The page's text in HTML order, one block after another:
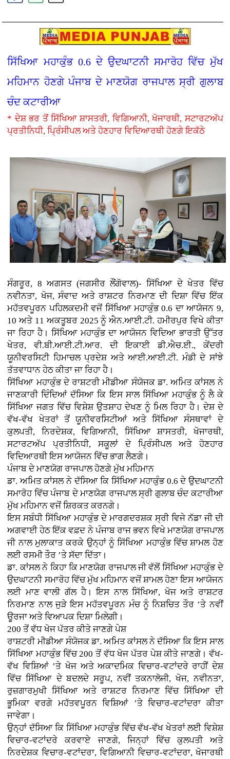
ਸਿੱਖਿਆ ਮਹਾਕੁੰਭ 0.6 ਦੇ ਉਦਘਾਟਨੀ ਸਮਾਰੋਹ ਵਿੱਚ ਮੁੱਖ
ਮਹਿਮਾਨ ਹੋਣਗੇ ਪੰਜਾਬ ਦੇ ਮਾਣਯੋਗ ਰਾਜਪਾਲ ਸ੍ਰੀ ਗੁਲਾਬ
ਚੰਦ ਕਟਾਰੀਆ
* ਦੇਸ਼ ਭਰ ਤੋਂ ਸਿੱਖਿਆ ਸ਼ਾਸਤਰੀ, ਵਿਗਿਆਨੀ, ਖੋਜਾਰਥੀ, ਸਟਾਰਟਅੱਪ
ਪ੍ਰਤੀਨਿਧੀ, ਪ੍ਰਿੰਸੀਪਲ ਅਤੇ ਹੋਣਹਾਰ ਵਿਦਿਆਰਥੀ ਹੋਣਗੇ ਇਕੱਠੇ
ਸੰਗਰੂਰ, 8 ਅਗਸਤ (ਜਗਸੀਰ ਲੌਂਗੋਵਾਲ)- ਸਿੱਖਿਆ ਦੇ ਖੇਤਰ ਵਿੱਚ
ਨਵੀਨਤਾ, ਖੋਜ, ਸੰਵਾਦ ਅਤੇ ਰਾਸ਼ਟਰ ਨਿਰਮਾਣ ਦੀ ਦਿਸ਼ਾ ਵਿੱਚ ਇੱਕ
ਮਹੱਤਵਪੂਰਨ ਪਹਿਲਕਦਮੀ ਵਜੋਂ ਸਿੱਖਿਆ ਮਹਾਕੁੰਭ 0.6 ਦਾ ਆਯੋਜਨ 9,
10 ਅਤੇ 11 ਅਕਤੂਬਰ 2025 ਨੂੰ ਐਨ.ਆਈ.ਟੀ. ਹਮੀਰਪੁਰ ਵਿਖੇ ਕੀਤਾ
ਜਾ ਰਿਹਾ ਹੈ। ਸਿੱਖਿਆ ਮਹਾਕੁੰਭ ਦਾ ਆਯੋਜਨ ਵਿਦਿਆ ਭਾਰਤੀ ਉੱਤਰ
ਖੇਤਰ, ਵੀ.ਬੀ.ਆਈ.ਟੀ.ਆਰ. ਦੀ ਇਕਾਈ ਡੀ.ਐਚ.ਈ., ਕੇਂਦਰੀ
ਯੂਨੀਵਰਸਿਟੀ ਹਿਮਾਚਲ ਪ੍ਰਦੇਸ਼ ਅਤੇ ਆਈ.ਆਈ.ਟੀ. ਮੰਡੀ ਦੇ ਸਾਂਝੇ
ਤੱਤਵਾਧਾਨ ਹੇਠ ਕੀਤਾ ਜਾ ਰਿਹਾ ਹੈ।
ਸਿੱਖਿਆ ਮਹਾਕੁੰਭ ਦੇ ਰਾਸ਼ਟਰੀ ਮੀਡੀਆ ਸੰਯੋਜਕ ਡਾ. ਅਮਿਤ ਕਾਂਸਲ ਨੇ
ਜਾਣਕਾਰੀ ਦਿੰਦਿਆਂ ਦੱਸਿਆ ਕਿ ਇਸ ਸਾਲ ਸਿੱਖਿਆ ਮਹਾਕੁੰਭ ਨੂੰ ਲੈ ਕੇ
ਸਿੱਖਿਆ ਜਗਤ ਵਿੱਚ ਵਿਸ਼ੇਸ਼ ਉਤਸ਼ਾਹ ਦੇਖਣ ਨੂੰ ਮਿਲ ਰਿਹਾ ਹੈ। ਦੇਸ਼ ਦੇ
ਵੱਖ-ਵੱਖ ਖੇਤਰਾਂ ਤੋਂ ਯੂਨੀਵਰਸਿਟੀਆਂ ਅਤੇ ਸਿੱਖਿਆ ਸੰਸਥਾਵਾਂ ਦੇ
ਕੁਲਪਤੀ, ਨਿਰਦੇਸ਼ਕ, ਵਿਗਿਆਨੀ, ਸਿੱਖਿਆ ਸ਼ਾਸਤਰੀ, ਖੋਜਾਰਥੀ,
ਸਟਾਰਟਅੱਪ ਪ੍ਰਤੀਨਿਧੀ, ਸਕੂਲਾਂ ਦੇ ਪ੍ਰਿੰਸੀਪਲ ਅਤੇ ਹੋਣਹਾਰ
ਵਿਦਿਆਰਥੀ ਇਸ ਆਯੋਜਨ ਵਿੱਚ ਭਾਗ ਲੈਣਗੇ।
ਪੰਜਾਬ ਦੇ ਮਾਣਯੋਗ ਰਾਜਪਾਲ ਹੋਣਗੇ ਮੁੱਖ ਮਹਿਮਾਨ
ਡਾ. ਅਮਿਤ ਕਾਂਸਲ ਨੇ ਦੱਸਿਆ ਕਿ ਸਿੱਖਿਆ ਮਹਾਕੁੰਭ 0.6 ਦੇ ਉਦਘਾਟਨੀ
ਸਮਾਰੋਹ ਵਿੱਚ ਪੰਜਾਬ ਦੇ ਮਾਣਯੋਗ ਰਾਜਪਾਲ ਸ੍ਰੀ ਗੁਲਾਬ ਚੰਦ ਕਟਾਰੀਆ
ਮੁੱਖ ਮਹਿਮਾਨ ਵਜੋਂ ਸ਼ਿਰਕਤ ਕਰਨਗੇ।
ਇਸ ਸਬੰਧੀ ਸਿੱਖਿਆ ਮਹਾਕੁੰਭ ਦੇ ਮਾਰਗਦਰਸ਼ਕ ਸ੍ਰੀ ਵਿਜੇ ਨੱਡਾ ਜੀ ਦੀ
ਅਗਵਾਈ ਹੇਠ ਇੱਕ ਵਫ਼ਦ ਨੇ ਪੰਜਾਬ ਰਾਜ ਭਵਨ ਵਿਖੇ ਮਾਣਯੋਗ ਰਾਜਪਾਲ
ਜੀ ਨਾਲ ਮੁਲਾਕਾਤ ਕਰਕੇ ਉਨ੍ਹਾਂ ਨੂੰ ਸਿੱਖਿਆ ਮਹਾਕੁੰਭ ਵਿੱਚ ਸ਼ਾਮਲ ਹੋਣ
ਲਈ ਰਸਮੀ ਤੌਰ ’ਤੇ ਸੱਦਾ ਦਿੱਤਾ।
ਡਾ. ਕਾਂਸਲ ਨੇ ਕਿਹਾ ਕਿ ਮਾਣਯੋਗ ਰਾਜਪਾਲ ਜੀ ਵੱਲੋਂ ਸਿੱਖਿਆ ਮਹਾਕੁੰਭ ਦੇ
ਉਦਘਾਟਨੀ ਸਮਾਰੋਹ ਵਿੱਚ ਮੁੱਖ ਮਹਿਮਾਨ ਵਜੋਂ ਸ਼ਾਮਲ ਹੋਣਾ ਇਸ ਆਯੋਜਨ
ਲਈ ਮਾਣ ਵਾਲੀ ਗੱਲ ਹੈ। ਇਸ ਨਾਲ ਸਿੱਖਿਆ, ਖੋਜ ਅਤੇ ਰਾਸ਼ਟਰ
ਨਿਰਮਾਣ ਨਾਲ ਜੁੜੇ ਇਸ ਮਹੱਤਵਪੂਰਨ ਮੰਚ ਨੂੰ ਨਿਸ਼ਚਿਤ ਤੌਰ ’ਤੇ ਨਵੀਂ
ਊਰਜਾ ਅਤੇ ਵਿਆਪਕ ਦਿਸ਼ਾ ਮਿਲੇਗੀ।
200 ਤੋਂ ਵੱਧ ਖੋਜ ਪੱਤਰ ਕੀਤੇ ਜਾਣਗੇ ਪੇਸ਼
ਰਾਸ਼ਟਰੀ ਮੀਡੀਆ ਸੰਯੋਜਕ ਡਾ. ਅਮਿਤ ਕਾਂਸਲ ਨੇ ਦੱਸਿਆ ਕਿ ਇਸ ਸਾਲ
ਸਿੱਖਿਆ ਮਹਾਕੁੰਭ ਵਿੱਚ 200 ਤੋਂ ਵੱਧ ਖੋਜ ਪੱਤਰ ਪੇਸ਼ ਕੀਤੇ ਜਾਣਗੇ। ਵੱਖ-
ਵੱਖ ਵਿਸ਼ਿਆਂ ’ਤੇ ਖੋਜ ਅਤੇ ਅਕਾਦਮਿਕ ਵਿਚਾਰ-ਵਟਾਂਦਰੇ ਰਾਹੀਂ ਦੇਸ਼
ਵਿੱਚ ਸਿੱਖਿਆ ਦੇ ਬਦਲਦੇ ਸਰੂਪ, ਨਵੀਂ ਤਕਨਾਲੋਜੀ, ਖੋਜ, ਨਵੀਨਤਾ,
ਰੁਜ਼ਗਾਰਮੁਖੀ ਸਿੱਖਿਆ ਅਤੇ ਰਾਸ਼ਟਰ ਨਿਰਮਾਣ ਵਿੱਚ ਸਿੱਖਿਆ ਦੀ
ਭੂਮਿਕਾ ਵਰਗੇ ਮਹੱਤਵਪੂਰਨ ਵਿਸ਼ਿਆਂ ’ਤੇ ਵਿਚਾਰ-ਵਟਾਂਦਰਾ ਕੀਤਾ
ਜਾਵੇਗਾ।
ਉਨ੍ਹਾਂ ਦੱਸਿਆ ਕਿ ਸਿੱਖਿਆ ਮਹਾਕੁੰਭ ਵਿੱਚ ਵੱਖ-ਵੱਖ ਖੇਤਰਾਂ ਲਈ ਵਿਸ਼ੇਸ਼
ਵਿਚਾਰ-ਵਟਾਂਦਰੇ ਕਰਵਾਏ ਜਾਣਗੇ, ਜਿਨ੍ਹਾਂ ਵਿੱਚ ਕੁਲਪਤੀ ਅਤੇ
ਨਿਰਦੇਸ਼ਕ ਵਿਚਾਰ-ਵਟਾਂਦਰਾ, ਵਿਗਿਆਨੀ ਵਿਚਾਰ-ਵਟਾਂਦਰਾ, ਖੋਜਾਰਥੀ